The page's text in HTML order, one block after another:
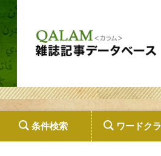
条件検索 ワードク